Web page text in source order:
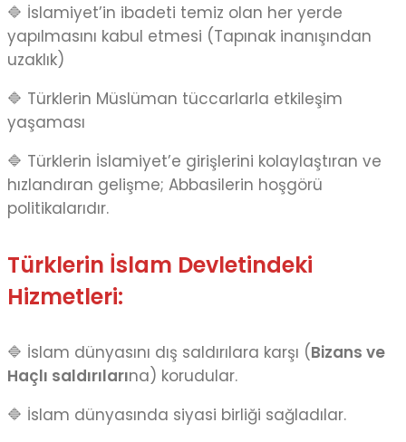
🔷 İslamiyet’in ibadeti temiz olan her yerde
yapılmasını kabul etmesi (Tapınak inanışından
uzaklık)
🔷 Türklerin Müslüman tüccarlarla etkileşim
yaşaması
🔷 Türklerin İslamiyet’e girişlerini kolaylaştıran ve
hızlandıran gelişme; Abbasilerin hoşgörü
politikalarıdır.
Türklerin İslam Devletindeki
Hizmetleri:
🔷 İslam dünyasını dış saldırılara karşı (Bizans ve
Haçlı saldırılarına) korudular.
🔷 İslam dünyasında siyasi birliği sağladılar.